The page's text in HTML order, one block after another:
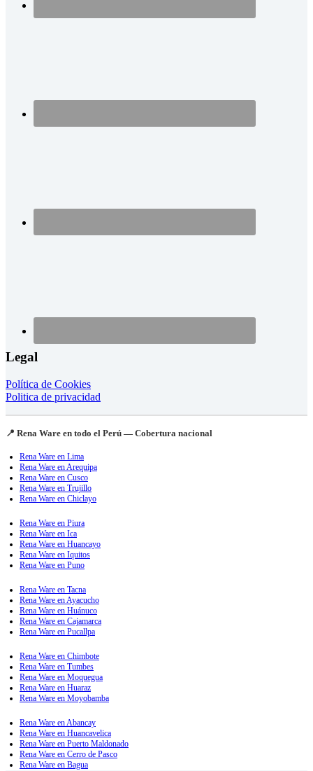
Legal
Política de Cookies
Politica de privacidad
📍 Rena Ware en todo el Perú — Cobertura nacional
Rena Ware en Lima
Rena Ware en Arequipa
Rena Ware en Cusco
Rena Ware en Trujillo
Rena Ware en Chiclayo
Rena Ware en Piura
Rena Ware en Ica
Rena Ware en Huancayo
Rena Ware en Iquitos
Rena Ware en Puno
Rena Ware en Tacna
Rena Ware en Ayacucho
Rena Ware en Huánuco
Rena Ware en Cajamarca
Rena Ware en Pucallpa
Rena Ware en Chimbote
Rena Ware en Tumbes
Rena Ware en Moquegua
Rena Ware en Huaraz
Rena Ware en Moyobamba
Rena Ware en Abancay
Rena Ware en Huancavelica
Rena Ware en Puerto Maldonado
Rena Ware en Cerro de Pasco
Rena Ware en Bagua